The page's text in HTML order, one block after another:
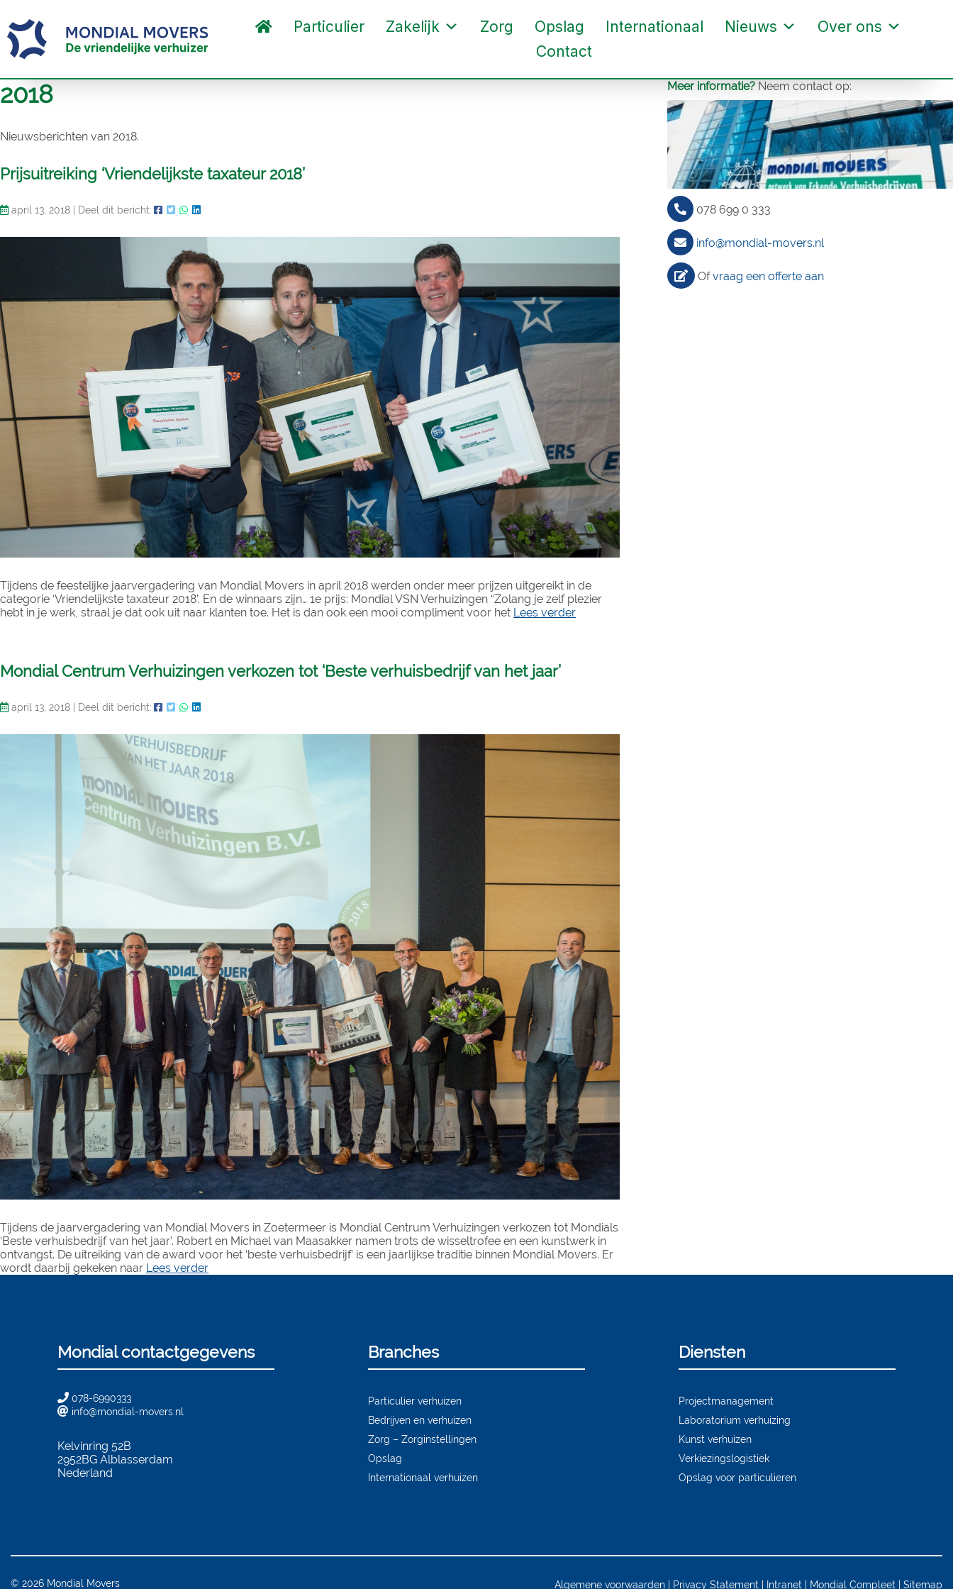
Particulier Zakelijk Zorg Opslag Internationaal Nieuws
Over ons
Contact
2018
Nieuwsberichten van 2018.
Prijsuitreiking ‘Vriendelijkste taxateur 2018’
april 13, 2018 Deel dit bericht:
Tijdens de feestelijke jaarvergadering van Mondial Movers in april 2018 werden onder meer prijzen uitgereikt in de
categorie ‘Vriendelijkste taxateur 2018’. En de winnaars zijn… 1e prijs: Mondial VSN Verhuizingen “Zolang je zelf plezier
hebt in je werk, straal je dat ook uit naar klanten toe. Het is dan ook een mooi compliment voor het Lees verder
Mondial Centrum Verhuizingen verkozen tot ‘Beste verhuisbedrijf van het jaar’
april 13, 2018 Deel dit bericht:
Tijdens de jaarvergadering van Mondial Movers in Zoetermeer is Mondial Centrum Verhuizingen verkozen tot Mondials
‘Beste verhuisbedrijf van het jaar’. Robert en Michael van Maasakker namen trots de wisseltrofee en een kunstwerk in
ontvangst. De uitreiking van de award voor het ‘beste verhuisbedrijf’ is een jaarlijkse traditie binnen Mondial Movers. Er
wordt daarbij gekeken naar Lees verder
Meer informatie?Neem contact op:
078 699 0 333
info@mondial-movers.nl
Ofvraag een offerte aan
Mondial contactgegevens
078-6990333
info@mondial-movers.nl
Kelvinring 52B
2952BGAlblasserdam
Nederland
Branches
Particulier verhuizen
Bedrijven en verhuizen
Zorg – Zorginstellingen
Opslag
Internationaal verhuizen
Diensten
Projectmanagement
Laboratorium verhuizing
Kunst verhuizen
Verkiezingslogistiek
Opslag voor particulieren
© 2026 Mondial Movers Algemene voorwaarden Privacy Statement Intranet Mondial Compleet Sitemap